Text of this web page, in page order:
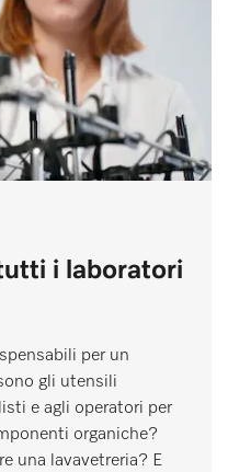
i laboratori
per un
gli utensili
e agli operatori per
organiche?
una lavavetreria? E